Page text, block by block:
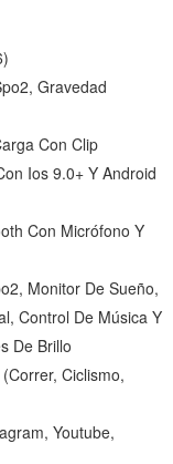
Gravedad
Con Clip
Ios 9.0+ Y Android
Con Micrófono Y
Monitor De Sueño,
Control De Música Y
De Brillo
Ciclismo,
Youtube,